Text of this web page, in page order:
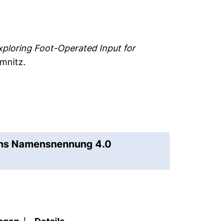
Foot-Operated Input for
Namensnennung 4.0